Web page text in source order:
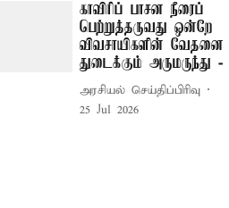
காவிரிப் பாசன நீரைப்
பெற்றுத்தருவது ஒன்றே
விவசாயிகளின் வேதனை
துடைக்கும் அருமருந்து
அரசியல் செய்திப்பிரிவு
25 Jul 2026